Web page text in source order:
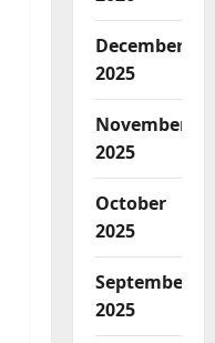
December
2025
November
2025
October
2025
September
2025